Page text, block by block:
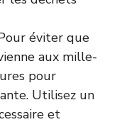
éviter que
aux mille-
pour
Utilisez un
et